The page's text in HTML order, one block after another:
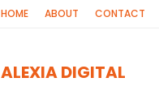
HOME ABOUT CONTACT
ALEXIA DIGITAL